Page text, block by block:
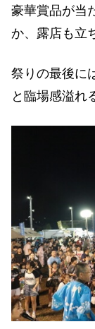
豪華賞品が当
か、露店も立
祭りの最後に
と臨場感溢れ